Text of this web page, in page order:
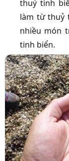
thuỷ tinh
làm từ thuỷ
nhiều món
tinh biển.